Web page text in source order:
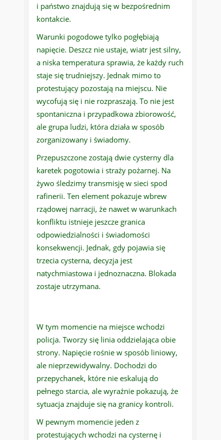
i państwo znajdują się w bezpośrednim
kontakcie.
Warunki pogodowe tylko pogłębiają
napięcie. Deszcz nie ustaje, wiatr jest silny,
a niska temperatura sprawia, że każdy ruch
staje się trudniejszy. Jednak mimo to
protestujący pozostają na miejscu. Nie
wycofują się i nie rozpraszają. To nie jest
spontaniczna i przypadkowa zbiorowość,
ale grupa ludzi, która działa w sposób
zorganizowany i świadomy.
Przepuszczone zostają dwie cysterny dla
karetek pogotowia i straży pożarnej. Na
żywo śledzimy transmisję w sieci spod
rafinerii. Ten element pokazuje wbrew
rządowej narracji, że nawet w warunkach
konfliktu istnieje jeszcze granica
odpowiedzialności i świadomości
konsekwencji. Jednak, gdy pojawia się
trzecia cysterna, decyzja jest
natychmiastowa i jednoznaczna. Blokada
zostaje utrzymana.
W tym momencie na miejsce wchodzi
policja. Tworzy się linia oddzielająca obie
strony. Napięcie rośnie w sposób liniowy,
ale nieprzewidywalny. Dochodzi do
przepychanek, które nie eskalują do
pełnego starcia, ale wyraźnie pokazują, że
sytuacja znajduje się na granicy kontroli.
W pewnym momencie jeden z
protestujących wchodzi na cysternę i